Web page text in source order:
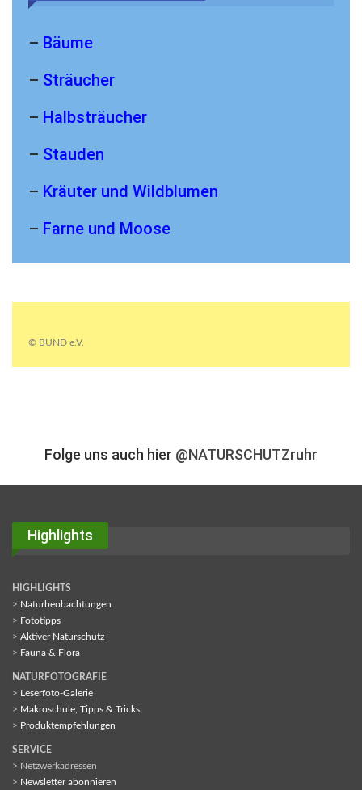
– Bäume
– Sträucher
– Halbsträucher
– Stauden
– Kräuter und Wildblumen
– Farne und Moose
© BUND e.V.
Folge uns auch hier @NATURSCHUTZruhr
Highlights
HIGHLIGHTS
> Naturbeobachtungen
> Fototipps
> Aktiver Naturschutz
> Fauna & Flora
NATURFOTOGRAFIE
> Leserfoto-Galerie
> Makroschule, Tipps & Tricks
> Produktempfehlungen
SERVICE
> Netzwerkadressen
> Newsletter abonnieren